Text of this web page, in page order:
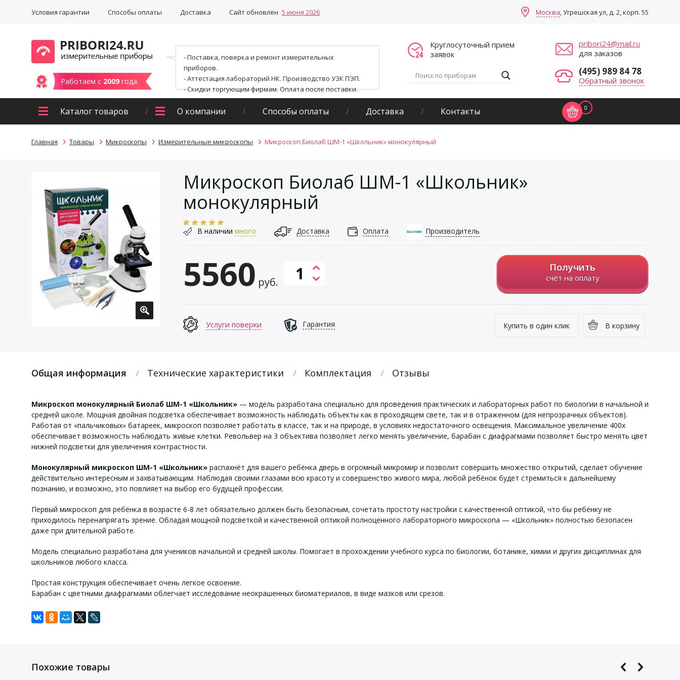
Условия гарантии Способы оплаты Доставка Сайт обновлён 5 июня 2026 Москва, Угрешская ул, д. 2, корп. 55
Работаем с 2009 года.
- Поставка, поверка и ремонт измерительных
приборов.
- Аттестация лабораторий НК. Производство УЗК ПЭП.
- Скидки торгующим фирмам. Оплата после поставки.
Круглосуточный прием
заявок
pribori24@mail.ru
для заказов
(495) 989 84 78
Обратный звонок
Каталог товаров О компании Способы оплаты Доставка Контакты 0
Главная Товары Микроскопы Измерительные микроскопы Микроскоп Биолаб ШМ-1 «Школьник» монокулярный
Микроскоп Биолаб ШМ-1 «Школьник»
монокулярный
В наличии много Доставка Оплата Производитель
5560 руб.
Получить
счёт на оплату
В корзину
Купить в один клик
Услуги поверки Гарантия
Общая информация Технические характеристики Комплектация Отзывы
Микроскоп монокулярный Биолаб ШМ-1 «Школьник» — модель разработана специально для проведения практических и лабораторных работ по биологии в начальной и
средней школе. Мощная двойная подсветка обеспечивает возможность наблюдать объекты как в проходящем свете, так и в отраженном (для непрозрачных объектов).
Работая от «пальчиковых» батареек, микроскоп позволяет работать в классе, так и на природе, в условиях недостаточного освещения. Максимальное увеличение 400х
обеспечивает возможность наблюдать живые клетки. Револьвер на 3 объектива позволяет легко менять увеличение, барабан с диафрагмами позволяет быстро менять цвет
нижней подсветки для увеличения контрастности.
Монокулярный микроскоп ШМ-1 «Школьник» распахнёт для вашего ребёнка дверь в огромный микромир и позволит совершить множество открытий, сделает обучение
действительно интересным и захватывающим. Наблюдая своими глазами всю красоту и совершенство живого мира, любой ребёнок будет стремиться к дальнейшему
познанию, и возможно, это повлияет на выбор его будущей профессии.
Первый микроскоп для ребёнка в возрасте 6-8 лет обязательно должен быть безопасным, сочетать простоту настройки с качественной оптикой, что бы ребёнку не
приходилось перенапрягать зрение. Обладая мощной подсветкой и качественной оптикой полноценного лабораторного микроскопа — «Школьник» полностью безопасен
даже при длительной работе.
Модель специально разработана для учеников начальной и средней школы. Помогает в прохождении учебного курса по биологии, ботанике, химии и других дисциплинах для
школьников любого класса.
Простая конструкция обеспечивает очень легкое освоение.
Барабан с цветными диафрагмами облегчает исследование неокрашенных биоматериалов, в виде мазков или срезов.
Револьверное устройство
Инструкция.
Похожие товары